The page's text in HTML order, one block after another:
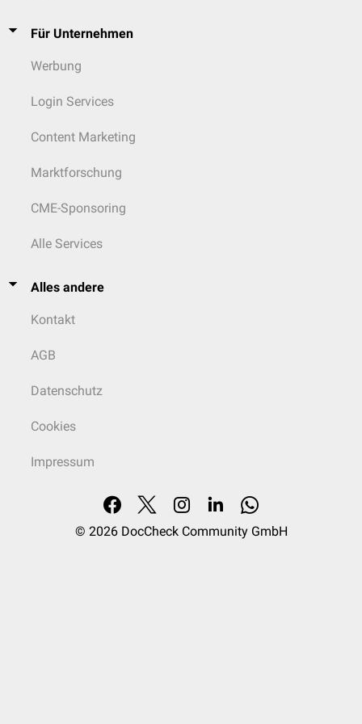
Für Unternehmen
Werbung
Login Services
Content Marketing
Marktforschung
CME-Sponsoring
Alle Services
Alles andere
Kontakt
AGB
Datenschutz
Cookies
Impressum
© 2026 DocCheck Community GmbH